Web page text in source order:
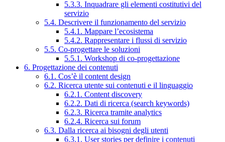
5.3.3. Inquadrare gli elementi costitutivi del
servizio
5.4. Descrivere il funzionamento del servizio
5.4.1. Mappare l’ecosistema
5.4.2. Rappresentare i flussi di servizio
5.5. Co-progettare le soluzioni
5.5.1. Workshop di co-progettazione
6. Progettazione dei contenuti
6.1. Cos’è il content design
6.2. Ricerca utente sui contenuti e il linguaggio
6.2.1. Content discovery
6.2.2. Dati di ricerca (search keywords)
6.2.3. Ricerca tramite analytics
6.2.4. Ricerca sui forum
6.3. Dalla ricerca ai bisogni degli utenti
6.3.1. User stories per definire i contenuti